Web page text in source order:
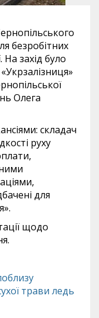
безробітних
На захід було
Олега
складач
руху
для
щодо
трави ледь